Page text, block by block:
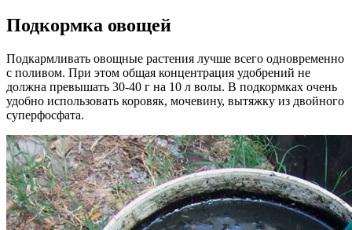
Подкормка овощей
Подкармливать овощные растения лучше всего одновременно
с поливом. При этом общая концентрация удобрений не
должна превышать 30-40 г на 10 л волы. В подкормках очень
удобно использовать коровяк, мочевину, вытяжку из двойного
суперфосфата.